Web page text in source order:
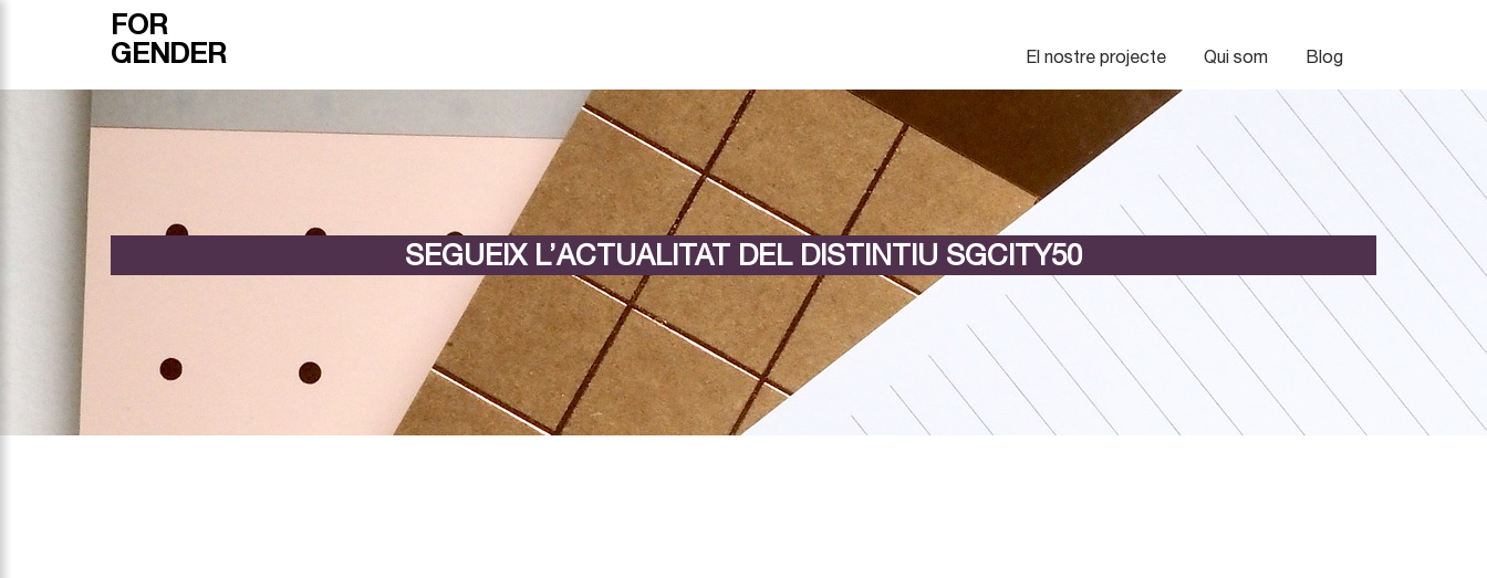
FOR
GENDER
El nostre projecte Qui som Blog
SEGUEIX L’ACTUALITAT DEL DISTINTIU SGCITY50